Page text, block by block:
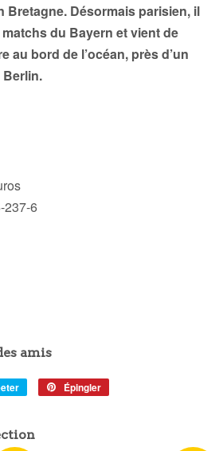
Bretagne. Désormais parisien, il
du Bayern et vient de
au bord de l’océan, près d’un
Berlin.
237-6
amis
Tweeter
Épingler